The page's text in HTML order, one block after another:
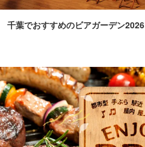
千葉でおすすめのビアガーデン2026